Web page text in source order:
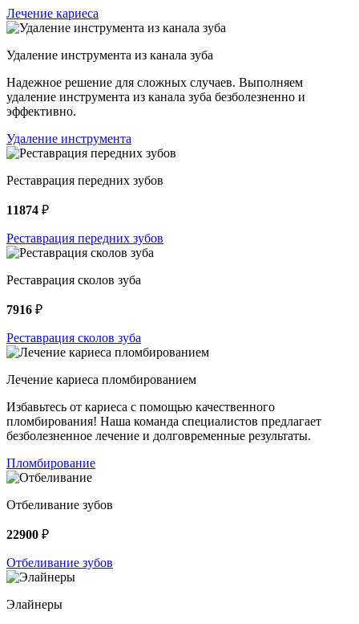
Лечение кариеса
Удаление инструмента из канала зуба
Надежное решение для сложных случаев. Выполняем
удаление инструмента из канала зуба безболезненно и
эффективно.
Удаление инструмента
Реставрация передних зубов
11874 ₽
Реставрация передних зубов
Реставрация сколов зуба
7916 ₽
Реставрация сколов зуба
Лечение кариеса пломбированием
Избавьтесь от кариеса с помощью качественного
пломбирования! Наша команда специалистов предлагает
безболезненное лечение и долговременные результаты.
Пломбирование
Отбеливание зубов
22900 ₽
Отбеливание зубов
Элайнеры